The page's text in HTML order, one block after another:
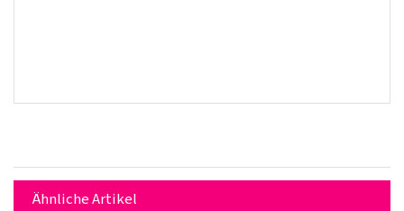
Ähnliche Artikel